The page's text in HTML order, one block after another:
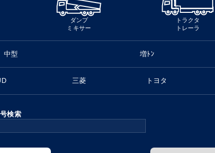
ダンプ
ミキサー
トラクタ
トレーラ
中型 増ﾄﾝ
三菱 トヨタ
検索